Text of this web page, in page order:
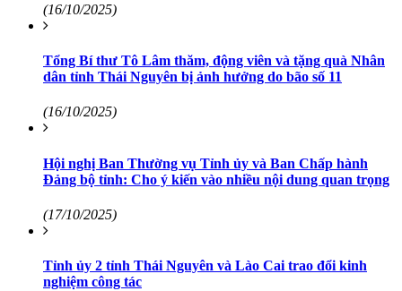
(16/10/2025)
Tổng Bí thư Tô Lâm thăm, động viên và tặng quà Nhân
dân tỉnh Thái Nguyên bị ảnh hưởng do bão số 11
(16/10/2025)
Hội nghị Ban Thường vụ Tỉnh ủy và Ban Chấp hành
Đảng bộ tỉnh: Cho ý kiến vào nhiều nội dung quan trọng
(17/10/2025)
Tỉnh ủy 2 tỉnh Thái Nguyên và Lào Cai trao đổi kinh
nghiệm công tác